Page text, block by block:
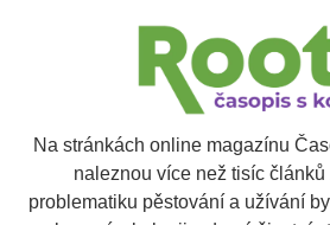
Na stránkách online magazínu
naleznou více než tisíc článků
problematiku pěstování a užívání